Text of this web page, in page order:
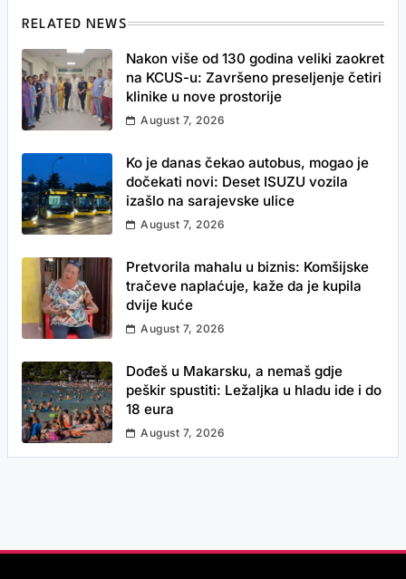
RELATED NEWS
Nakon više od 130 godina veliki zaokret
na KCUS-u: Završeno preseljenje četiri
klinike u nove prostorije
August 7, 2026
Ko je danas čekao autobus, mogao je
dočekati novi: Deset ISUZU vozila
izašlo na sarajevske ulice
August 7, 2026
Pretvorila mahalu u biznis: Komšijske
tračeve naplaćuje, kaže da je kupila
dvije kuće
August 7, 2026
Dođeš u Makarsku, a nemaš gdje
peškir spustiti: Ležaljka u hladu ide i do
18 eura
August 7, 2026